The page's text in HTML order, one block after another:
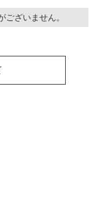
ざいません。